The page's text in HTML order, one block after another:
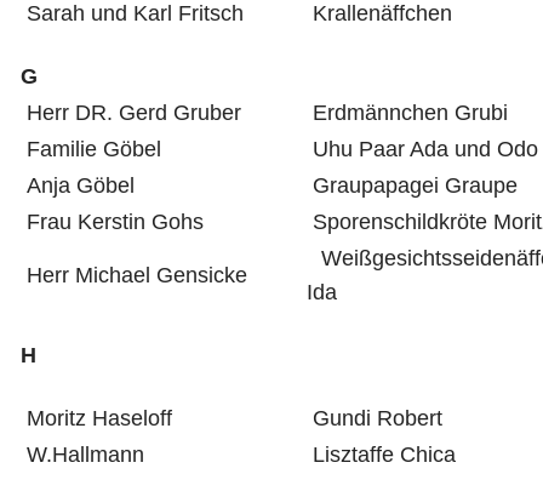
Sarah und Karl Fritsch
Krallenäffchen
G
Herr DR. Gerd Gruber
Erdmännchen Grubi
Familie Göbel
Uhu Paar Ada und Odo
Anja Göbel
Graupapagei Graupe
Frau Kerstin Gohs
Sporenschildkröte
Herr Michael Gensicke
Ida
H
Moritz Haseloff
Gundi Robert
W.Hallmann
Lisztaffe Chica